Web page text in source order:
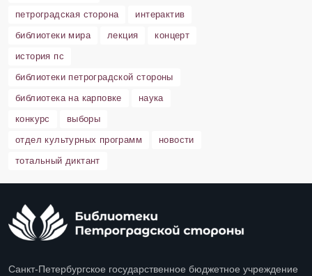
петроградская сторона
интерактив
библиотеки мира
лекция
концерт
история пс
библиотеки петроградской стороны
библиотека на карповке
наука
конкурс
выборы
отдел культурных программ
новости
тотальный диктант
Санкт-Петербургское государственное бюджетное учреждение